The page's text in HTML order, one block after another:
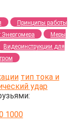
Принципы работы
Энергомера
Меры
Видеоинструкции для
тип тока и
удар